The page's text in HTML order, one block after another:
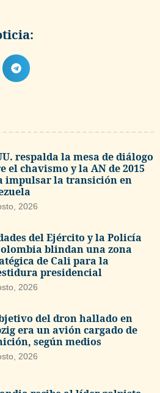
respalda la mesa de diálogo
el chavismo y la AN de 2015
impulsar la transición en
2026
del Ejército y la Policía
blindan una zona
de Cali para la
presidencial
2026
del dron hallado en
era un avión cargado de
según medios
2026